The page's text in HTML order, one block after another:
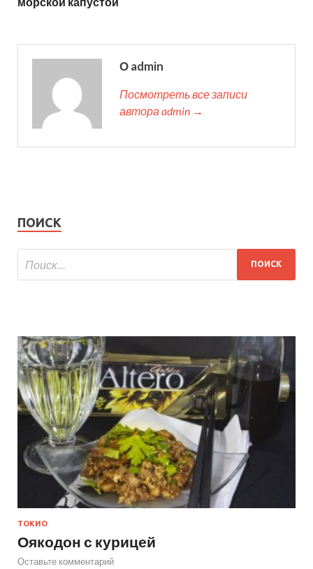
О admin
Посмотреть все записи
автора admin →
ПОИСК
ТОКИО
Оякодон с курицей
Оставьте комментарий